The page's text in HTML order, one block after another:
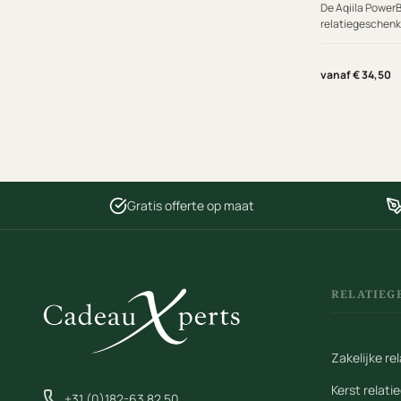
De Aqiila
Aqiila
drinkfles van
vanaf € 34,50
Gratis offerte op maat
Zakelijke
Kerst